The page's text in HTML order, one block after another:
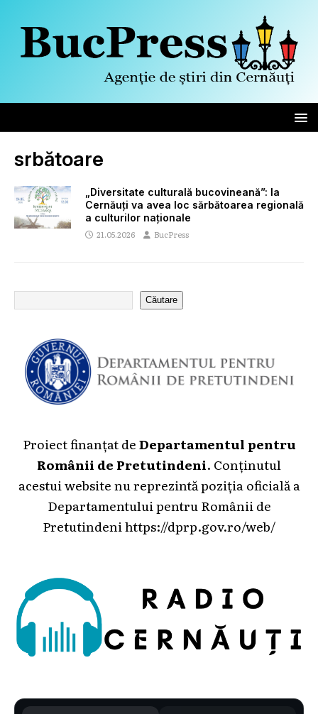
srbătoare
„Diversitate culturală bucovineană”: la
Cernăuți va avea loc sărbătoarea regională
a culturilor naționale
21.05.2026 BucPress
Căutare
Proiect finanțat deDepartamentul pentru
Românii de Pretutindeni. Conținutul
acestui website nu reprezintă poziția oficială a
Departamentului pentru Românii de
Pretutindeni https://dprp.gov.ro/web/